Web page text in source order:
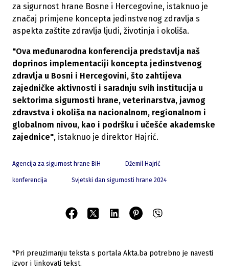
za sigurnost hrane Bosne i Hercegovine, istaknuo je
značaj primjene koncepta jedinstvenog zdravlja s
aspekta zaštite zdravlja ljudi, životinja i okoliša.
"Ova međunarodna konferencija predstavlja naš
doprinos implementaciji koncepta jedinstvenog
zdravlja u Bosni i Hercegovini, što zahtijeva
zajedničke aktivnosti i saradnju svih institucija u
sektorima sigurnosti hrane, veterinarstva, javnog
zdravstva i okoliša na nacionalnom, regionalnom i
globalnom nivou, kao i podršku i učešće akademske
zajednice", istaknuo je direktor Hajrić.
Agencija za sigurnost hrane BiH Džemil Hajrić
konferencija Svjetski dan sigurnosti hrane 2024
*Pri preuzimanju teksta s portala Akta.ba potrebno je navesti
izvor i linkovati tekst.